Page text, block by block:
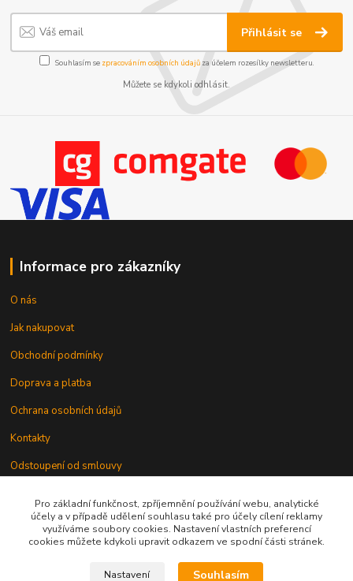
Přihlásit se
Souhlasím se zpracováním osobních údajůza účelem rozesílky newsletteru.
Můžete se kdykoli odhlásit.
Informace pro zákazníky
O nás
Jak nakupovat
Obchodní podmínky
Doprava a platba
Ochrana osobních údajů
Kontakty
Odstoupení od smlouvy
Pro základní funkčnost, zpříjemnění používání webu, analytické
účely a v případě udělení souhlasu také pro účely cílení reklamy
využíváme soubory cookies. Nastavení vlastních preferencí
cookies můžete kdykoli upravit odkazem ve spodní části stránek.
Nastavení Souhlasím